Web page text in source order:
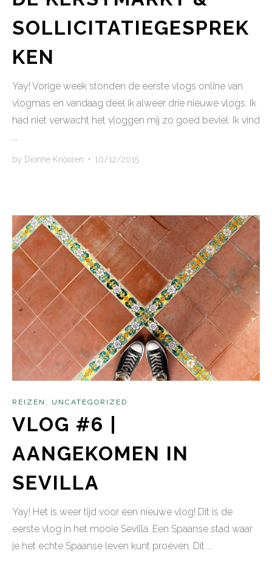
SOLLICITATIEGESPREK
KEN
Yay! Vorige week stonden de eerste vlogs online van
vlogmas en vandaag deel ik alweer drie nieuwe vlogs. Ik
had niet verwacht het vloggen mij zo goed beviel. Ik vind
...
by Dionne Knooren • 10/12/2015
REIZEN UNCATEGORIZED
VLOG #6 |
AANGEKOMEN IN
SEVILLA
Yay! Het is weer tijd voor een nieuwe vlog! Dit is de
eerste vlog in het mooie Sevilla. Een Spaanse stad waar
je het echte Spaanse leven kunt proeven. Dit ...